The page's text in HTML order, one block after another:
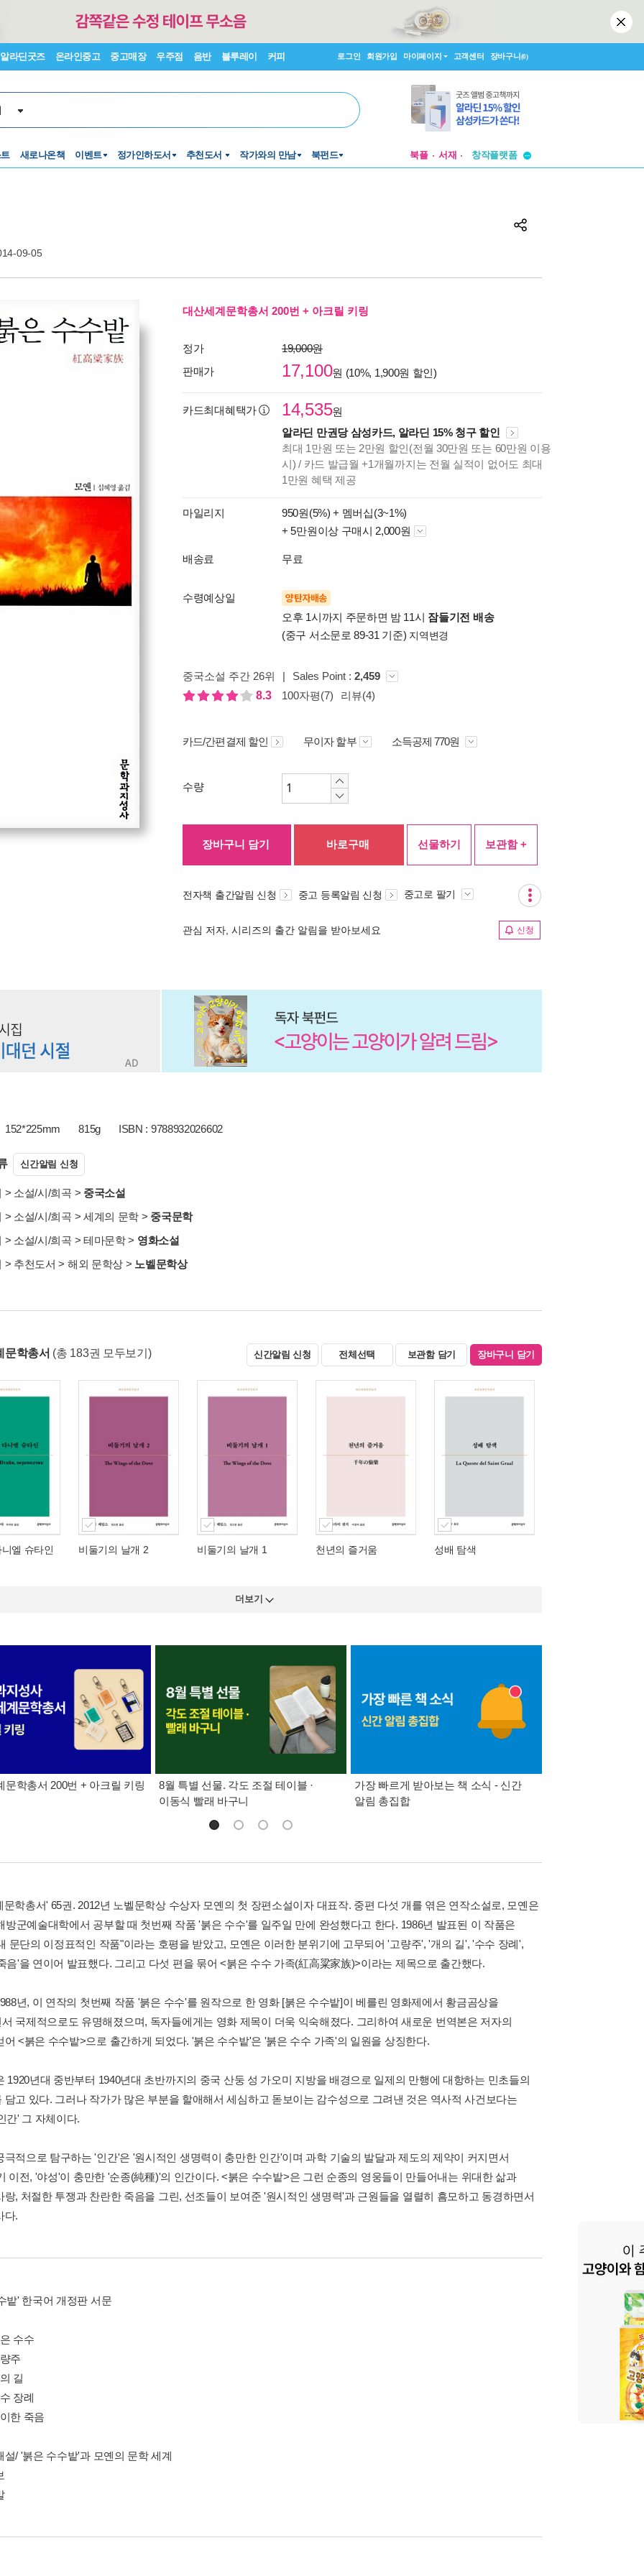
알라딘굿즈 온라인중고 중고매장 우주점 음반 블루레이 커피 로그인 회원가입 마이페이지 고객센터 장바구니(0)
새로나온책 이벤트 정가인하도서 추천도서 작가와의 만남 북펀드 북플 서재
창작플랫폼
09-05
대산세계문학총서 200번 + 아크릴 키링
정가
19,000원
판매가
17,100원 (10%, 1,900원 할인)
카드최대혜택가 14,535원
알라딘 만권당 삼성카드, 알라딘 15% 청구 할인
최대 1만원 또는 2만원 할인(전월 30만원 또는 60만원 이용
시) / 카드 발급월 +1개월까지는 전월 실적이 없어도 최대
1만원 혜택 제공
마일리지 950원(5%) + 멤버십(3~1%)
+ 5만원이상 구매시 2,000원
배송료 무료
수령예상일 양탄자배송
오후 1시까지 주문하면 밤 11시 잠들기전 배송
(중구 서소문로 89-31 기준) 지역변경
중국소설 주간 26위 | Sales Point : 2,459
8.3
100자평(7) 리뷰(4)
카드/간편결제 할인 무이자 할부 소득공제 770원
수량
장바구니 담기 바로구매 선물하기 보관함 +
전자책 출간알림 신청 중고 등록알림 신청 중고로 팔기
관심 저자, 시리즈의 출간 알림을 받아보세요 신청
152*225mm 815g ISBN : 9788932026602
신간알림 신청
> 소설/시/희곡 > 중국소설
> 소설/시/희곡 > 세계의 문학 > 중국문학
> 소설/시/희곡 > 테마문학> 영화소설
> 추천도서 > 해외 문학상 > 노벨문학상
문학총서 (총 183권 모두보기) 신간알림 신청 전체선택 보관함 담기 장바구니 담기
엘 슈타인 비둘기의 날개 2 비둘기의 날개 1 천년의 즐거움 성배 탐색
더보기
문학총서 200번 + 아크릴 키링
8월 특별 선물. 각도 조절 테이블 ·
이동식 빨래 바구니
가장 빠르게 받아보는 책 소식 - 신간
알림 총집합
문학총서' 65권. 2012년 노벨문학상 수상자 모옌의 첫 장편소설이자 대표작. 중편 다섯 개를 엮은 연작소설로, 모옌은
방군예술대학에서 공부할 때 첫번째 작품 '붉은 수수'를 일주일 만에 완성했다고 한다. 1986년 발표된 이 작품은
문단의 이정표적인 작품"이라는 호평을 받았고, 모옌은 이러한 분위기에 고무되어 '고량주', '개의 길', '수수 장례',
음'을 연이어 발표했다. 그리고 다섯 편을 묶어 <붉은 수수 가족(紅高粱家族)>이라는 제목으로 출간했다.
년, 이 연작의 첫번째 작품 '붉은 수수'를 원작으로 한 영화 [붉은 수수밭]이 베를린 영화제에서 황금곰상을
국제적으로도 유명해졌으며, 독자들에게는 영화 제목이 더욱 익숙해졌다. 그리하여 새로운 번역본은 저자의
어 <붉은 수수밭>으로 출간하게 되었다. '붉은 수수밭'은 '붉은 수수 가족'의 일원을 상징한다.
1920년대 중반부터 1940년대 초반까지의 중국 산둥 성 가오미 지방을 배경으로 일제의 만행에 대항하는 민초들의
담고 있다. 그러나 작가가 많은 부분을 할애해서 세심하고 돋보이는 감수성으로 그려낸 것은 역사적 사건보다는
간' 그 자체이다.
극적으로 탐구하는 '인간'은 '원시적인 생명력이 충만한 인간'이며 과학 기술의 발달과 제도의 제약이 커지면서
이전, '야성'이 충만한 '순종(純種)'의 인간이다. <붉은 수수밭>은 그런 순종의 영웅들이 만들어내는 위대한 삶과
랑, 처절한 투쟁과 찬란한 죽음을 그린, 선조들이 보여준 '원시적인 생명력'과 근원들을 열렬히 흠모하고 동경하면서
다.
밭' 한국어 개정판 서문
수수
주
길
장례
한 죽음
설/ '붉은 수수밭'과 모옌의 문학 세계